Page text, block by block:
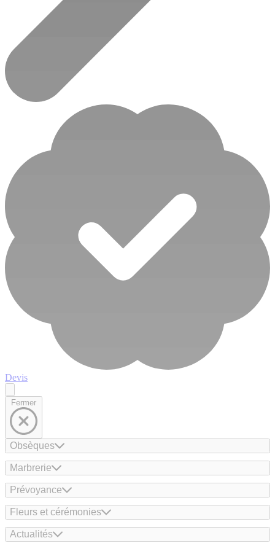
Devis
Fermer
Obsèques
Marbrerie
Prévoyance
Fleurs et cérémonies
Actualités